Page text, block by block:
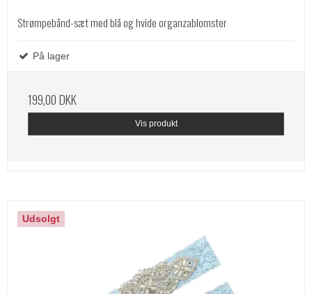
Strømpebånd-sæt med blå og hvide organzablomster
På lager
199,00 DKK
Vis produkt
Udsolgt